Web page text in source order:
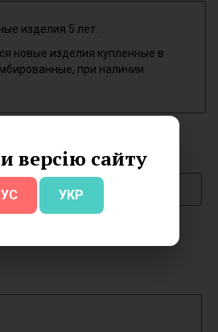
версію сайту
УКР
изделия 5 лет.
новые изделия купленные в
при наличии